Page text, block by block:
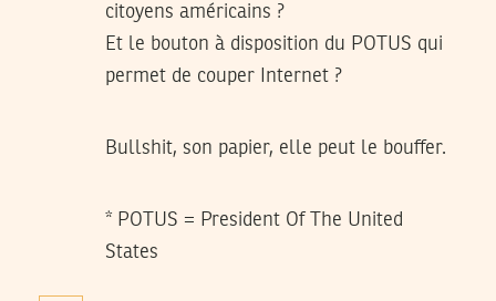
citoyens américains ?
Et le bouton à disposition du POTUS qui
permet de couper Internet ?
Bullshit, son papier, elle peut le bouffer.
* POTUS = President Of The United
States